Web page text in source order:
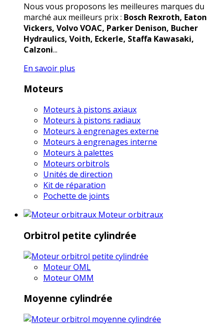
Nous vous proposons les meilleures marques du
marché aux meilleurs prix : Bosch Rexroth, Eaton
Vickers, Volvo VOAC, Parker Denison, Bucher
Hydraulics, Voith, Eckerle, Staffa Kawasaki,
Calzoni...
En savoir plus
Moteurs
Moteurs à pistons axiaux
Moteurs à pistons radiaux
Moteurs à engrenages externe
Moteurs à engrenages interne
Moteurs à palettes
Moteurs orbitrols
Unités de direction
Kit de réparation
Pochette de joints
Moteur orbitraux
Orbitrol petite cylindrée
Moteur OML
Moteur OMM
Moyenne cylindrée